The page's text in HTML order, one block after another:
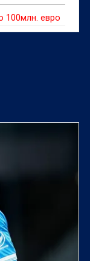
100млн. евро